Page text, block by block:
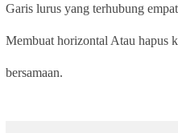
Garis lurus yang terhubung
Membuat horizontal Atau hapus
bersamaan.